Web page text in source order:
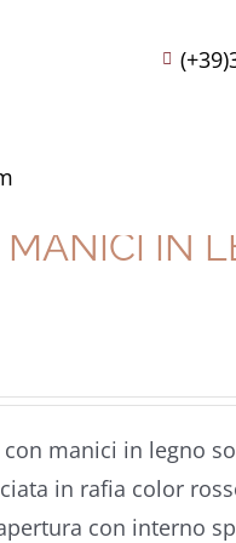
MANICI IN
con manici in legno
in rafia color
con interno